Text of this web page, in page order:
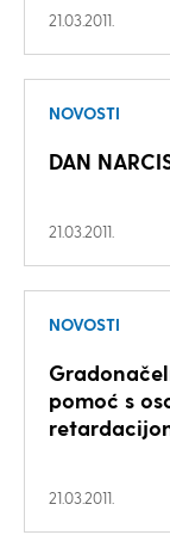
21.03.2011.
NOVOSTI
DAN
21.03.2011.
NOVOSTI
pomoć s
21.03.2011.